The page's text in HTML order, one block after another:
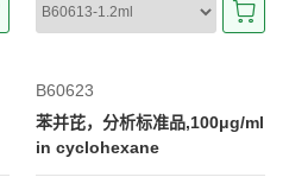
B60623
苯并芘，分析标准品,100μg/ml
in cyclohexane